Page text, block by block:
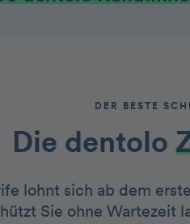
DER BESTE
Die dentolo­­
lohnt sich ab dem
Sie ohne Wartezeit